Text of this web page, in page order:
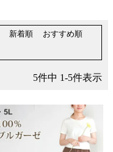
新着順
おすすめ順
5件中 1-5件表示